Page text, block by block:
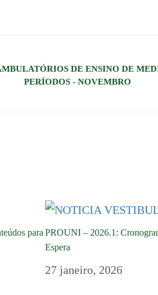
DE ENSINO DE
PERÍODOS - NOVEMBRO
paraPROUNI – 2026.1:
Espera
27 janeiro, 2026